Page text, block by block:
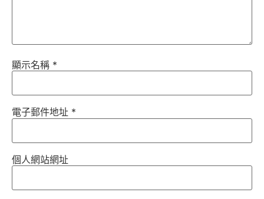
顯示名稱 *
電子郵件地址 *
個人網站網址